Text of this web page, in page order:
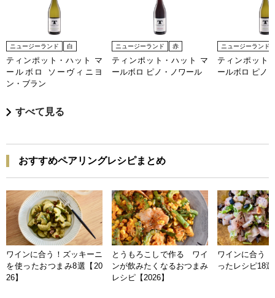
ニュージーランド 白
ティンポット・ハット マ
ールボロ ソーヴィニヨ
ン・ブラン
ニュージーランド 赤
ティンポット・ハット マ
ールボロ ピノ・ノワール
ニュージーランド
ティンポット
ールボロ ピノ
すべて見る
おすすめペアリングレシピまとめ
ワインに合う！ズッキーニ
を使ったおつまみ8選【20
26】
とうもろこしで作る ワイ
ンが飲みたくなるおつまみ
レシピ【2026】
ワインに合う
ったレシピ18